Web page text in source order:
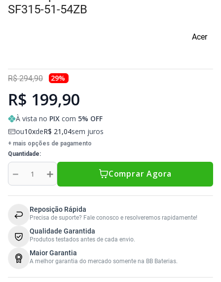
Sony Vaio
Sony Vaio
Caddy para SSD
SF315-51-54ZB
Acer
R$ 294,90 29%
R$ 199,90
À vista no PIX com 5% OFF
ou10 deR$ 21 ,04sem juros
+ mais opções de pagamento
Quantidade
＋
－ Comprar Agora
Reposição Rápida
Precisa de suporte? Fale conosco e resolveremos rapidamente!
Qualidade Garantida
Produtos testados antes de cada envio.
Maior Garantia
A melhor garantia do mercado somente na BB Baterias.